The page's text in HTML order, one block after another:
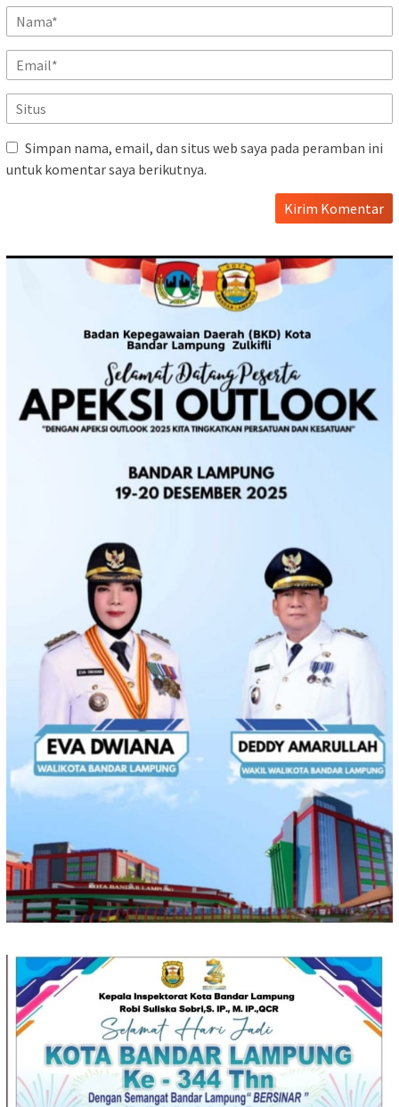
Simpan nama, email, dan situs web saya pada peramban ini
untuk komentar saya berikutnya.